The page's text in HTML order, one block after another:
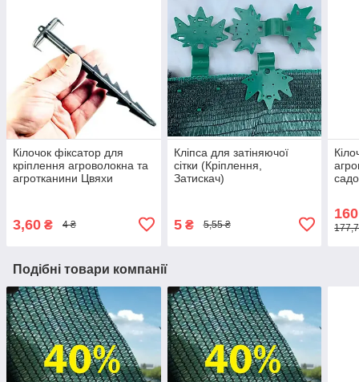
Кілочок фіксатор для
кріплення агроволокна та
агротканини Цвяхи
3,60 ₴ 4 ₴
Кліпса для затіняючої
сітки (Кріплення,
Затискач)
5₴ 5,55 ₴
160
Подібні товари компанії